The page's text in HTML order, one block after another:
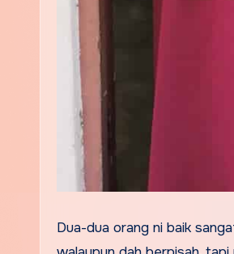
Dua-dua orang ni baik